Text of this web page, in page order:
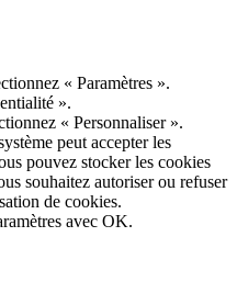
« Paramètres ».
».
« Personnaliser ».
peut accepter les
pouvez stocker les cookies
souhaitez autoriser ou refuser
de cookies.
avec OK.